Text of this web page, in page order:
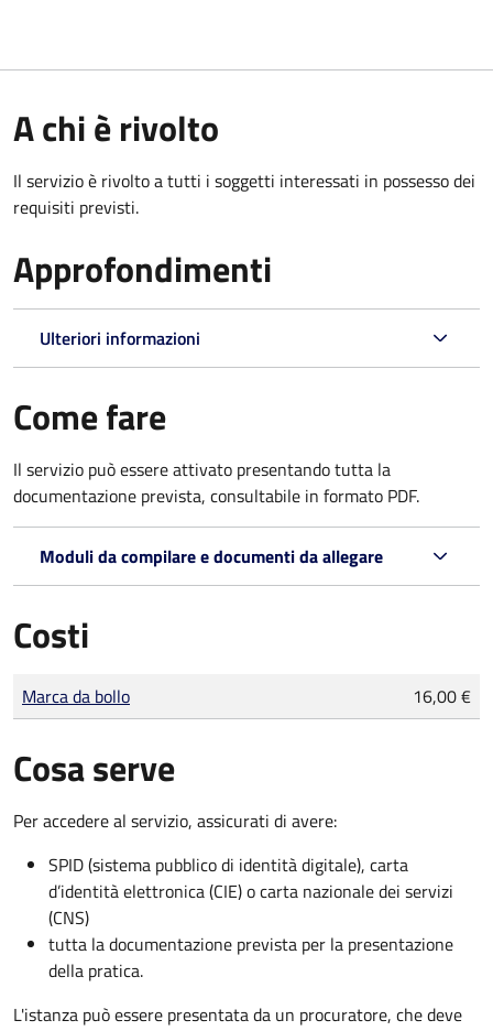
A chi è rivolto
Il servizio è rivolto a tutti i soggetti interessati in possesso dei
requisiti previsti.
Approfondimenti
Ulteriori informazioni
Come fare
Il servizio può essere attivato presentando tutta la
documentazione prevista, consultabile in formato PDF.
Moduli da compilare e documenti da allegare
Costi
Tipo di pagamento
Importo
Marca da bollo 16,00 €
Cosa serve
Per accedere al servizio, assicurati di avere:
SPID (sistema pubblico di identità digitale), carta
d’identità elettronica (CIE) o carta nazionale dei servizi
(CNS)
tutta la documentazione prevista per la presentazione
della pratica.
L'istanza può essere presentata da un procuratore, che deve